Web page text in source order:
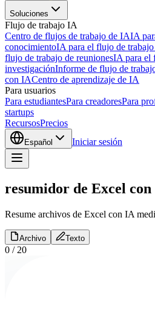
Soluciones
Flujo de trabajo IA
Centro de flujos de trabajo de IAIA
conocimientoIA para el flujo de
flujo de trabajo de reunionesIA para el
investigaciónInforme de flujo de
con IACentro de aprendizaje de IA
Para usuarios
Para estudiantesPara creadoresPara
startups
RecursosPrecios
Español Iniciar sesión
resumidor de Excel
Resume archivos de Excel con IA
Archivo Texto
0 / 20